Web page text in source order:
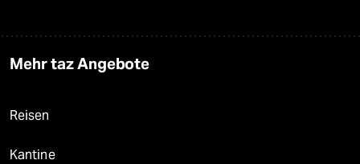
Mehr taz Angebote
Reisen
Kantine